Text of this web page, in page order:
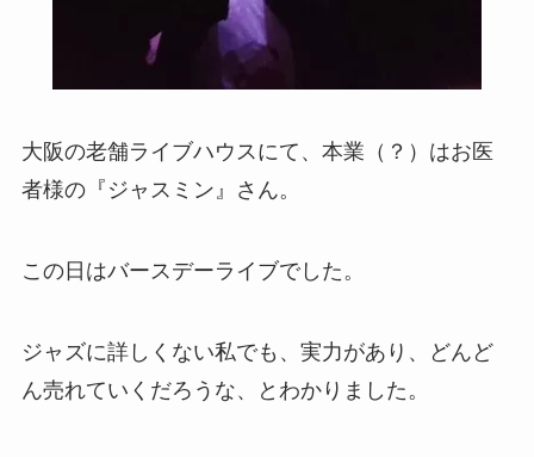
大阪の老舗ライブハウスにて、本業（？）はお医
者様の『ジャスミン』さん。
この日はバースデーライブでした。
ジャズに詳しくない私でも、実力があり、どんど
ん売れていくだろうな、とわかりました。